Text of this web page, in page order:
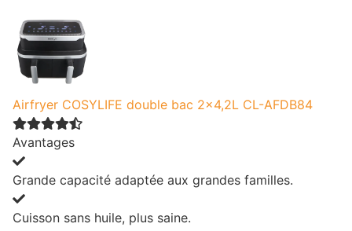
Airfryer COSYLIFE double bac 2x4,2L CL-AFDB84
Avantages
Grande capacité adaptée aux grandes familles.
Cuisson sans huile, plus saine.